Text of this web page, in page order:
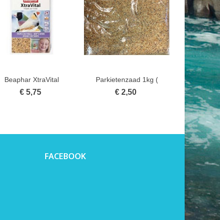
In winkelwagen
Beaphar XtraVital
tropische...
€ 5,75
In winkelwagen
Parkietenzaad 1kg (
Papegaaien...
€ 2,50
In
€
FACEBOOK